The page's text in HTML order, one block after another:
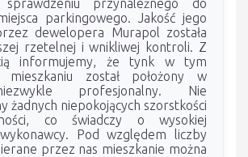
parkingowego. Jakość jego
dewelopera Murapol została
rzetelnej i wnikliwej kontroli. Z
informujemy, że tynk w tym
mieszkaniu został położony w
profesjonalny. Nie
żadnych niepokojących szorstkości
co świadczy o wysokiej
Pod względem liczby
przez nas mieszkanie można